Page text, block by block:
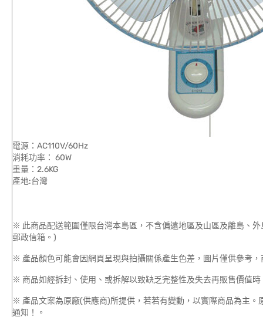
電源：AC110V/60Hz
消耗功率： 60W
重量：2.6KG
產地:台灣
※ 此商品配送範圍僅限台灣本島區，不含偏遠地區及山區及離島、
郵政信箱。)
※ 產品顏色可能會因網頁呈現與拍攝關係產生色差，圖片僅供參考
※ 商品如經拆封、使用、或拆解以致缺乏完整性及失去再販售價值
※ 產品文案為原廠(供應商)所提供，若若有變動，以實際商品為主。
通知！。